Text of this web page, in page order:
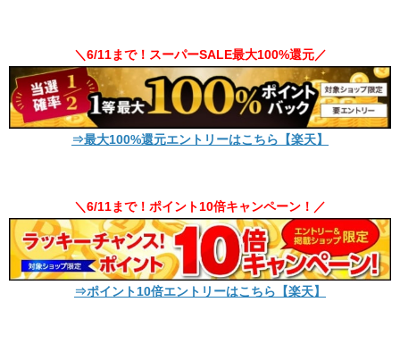
＼6/11まで！スーパーSALE最大100%還元／
⇒最大100%還元エントリーはこちら【楽天】
＼6/11まで！ポイント10倍キャンペーン！／
⇒ポイント10倍エントリーはこちら【楽天】